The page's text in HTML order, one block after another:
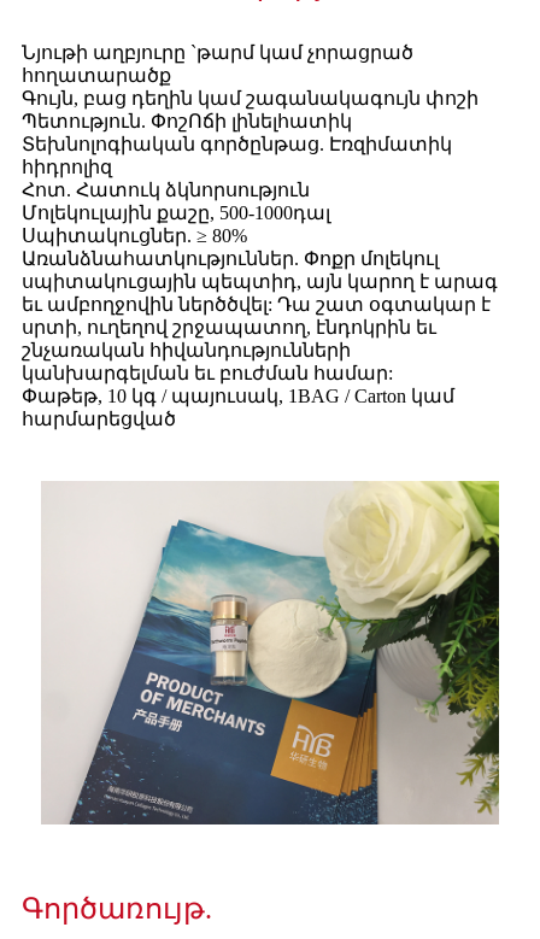
Նյութի աղբյուրը `թարմ կամ չորացրած
հողատարածք
Գույն, բաց դեղին կամ շագանակագույն փոշի
Պետություն. ՓոշՈճի լինել հատիկ
Տեխնոլոգիական գործընթաց. Էռզիմատիկ
հիդրոլիզ
Հոտ. Հատուկ ձկնորսություն
Մոլեկուլային քաշը, 500-1000դալ
Սպիտակուցներ. ≥ 80%
Առանձնահատկություններ. Փոքր մոլեկուլ
սպիտակուցային պեպտիդ, այն կարող է արագ
եւ ամբողջովին ներծծվել: Դա շատ օգտակար է
սրտի, ուղեղով շրջապատող, էնդոկրին եւ
շնչառական հիվանդությունների
կանխարգելման եւ բուժման համար:
Փաթեթ, 10 կգ / պայուսակ, 1BAG / Carton կամ
հարմարեցված
Գործառույթ.